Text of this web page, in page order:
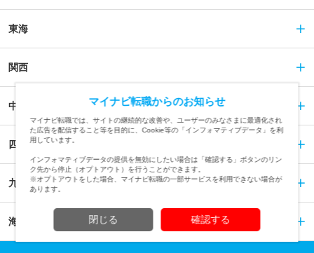
東海
関西
中国
四国
九州
海外
マイナビ転職からのお知らせ
マイナビ転職では、サイトの継続的な改善や、ユーザーのみなさまに最適化され
た広告を配信すること等を目的に、Cookie等の「インフォマティブデータ」を利
用しています。
インフォマティブデータの提供を無効にしたい場合は「確認する」ボタンのリン
ク先から停止（オプトアウト）を行うことができます。
※オプトアウトをした場合、マイナビ転職の一部サービスを利用できない場合が
あります。
閉じる 確認する